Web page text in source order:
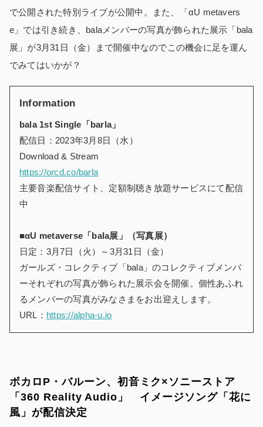
で公開された特別ライブが公開中。また、「αU metavers
e」では引き続き、balaメンバーの写真が飾られた展示「bala
展」が3月31日（金）まで開催中なのでこの機会に足を運ん
でみてはいかが？
Information
bala 1st Single「barla」
配信日：2023年3月8日（水）
Download & Stream
https://orcd.co/barla
主要音楽配信サイト、定額制聴き放題サービスにて配信
中
■αU metaverse「bala展」（写真展）
日定：3月7日（火）～3月31日（金）
ガールズ・コレクティブ「bala」のコレクティブメンバ
ーそれぞれの写真が飾られた展示会を開催。個性あふれ
るメンバーの写真がみなさまをお出迎えします。
URL： https://alpha-u.io
ボカロP・バルーン、初音ミク×ソニーストア
「360 Reality Audio」 イメージソング「花に
風」が配信決定